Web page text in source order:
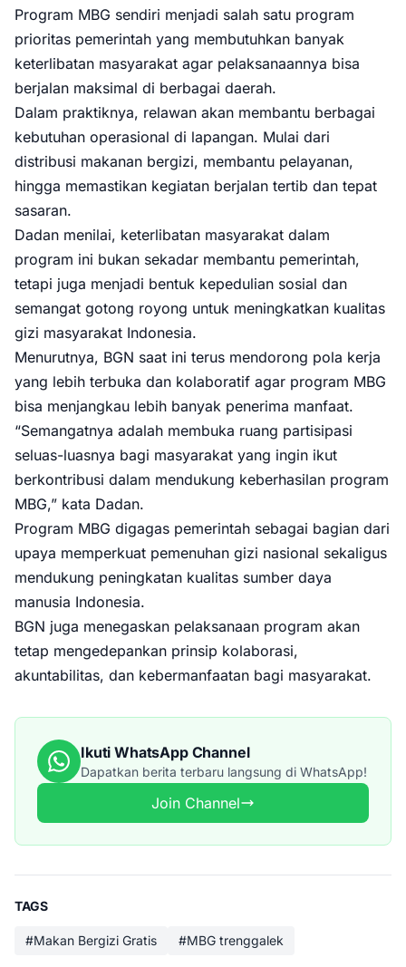
Program MBG sendiri menjadi salah satu program
prioritas pemerintah yang membutuhkan banyak
keterlibatan masyarakat agar pelaksanaannya bisa
berjalan maksimal di berbagai daerah.
Dalam praktiknya, relawan akan membantu berbagai
kebutuhan operasional di lapangan. Mulai dari
distribusi makanan bergizi, membantu pelayanan,
hingga memastikan kegiatan berjalan tertib dan tepat
sasaran.
Dadan menilai, keterlibatan masyarakat dalam
program ini bukan sekadar membantu pemerintah,
tetapi juga menjadi bentuk kepedulian sosial dan
semangat gotong royong untuk meningkatkan kualitas
gizi masyarakat Indonesia.
Menurutnya, BGN saat ini terus mendorong pola kerja
yang lebih terbuka dan kolaboratif agar program MBG
bisa menjangkau lebih banyak penerima manfaat.
“Semangatnya adalah membuka ruang partisipasi
seluas-luasnya bagi masyarakat yang ingin ikut
berkontribusi dalam mendukung keberhasilan program
MBG,” kata Dadan.
Program MBG digagas pemerintah sebagai bagian dari
upaya memperkuat pemenuhan gizi nasional sekaligus
mendukung peningkatan kualitas sumber daya
manusia Indonesia.
BGN juga menegaskan pelaksanaan program akan
tetap mengedepankan prinsip kolaborasi,
akuntabilitas, dan kebermanfaatan bagi masyarakat.
Ikuti WhatsApp Channel
Dapatkan berita terbaru langsung di WhatsApp!
Join Channel
TAGS
#Makan Bergizi Gratis #MBG trenggalek